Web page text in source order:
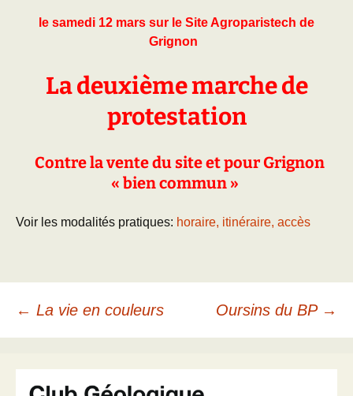
le samedi 12 mars sur le Site Agroparistech de
Grignon
La deuxième marche de
protestation
Contre la vente du site et pour Grignon
« bien commun »
Voir les modalités pratiques: horaire, itinéraire, accès
Navigation
des
← La vie en couleurs Oursins du BP →